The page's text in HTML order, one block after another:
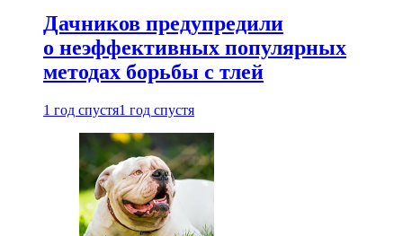
Дачников предупредили
о неэффективных популярных
методах борьбы с тлей
1 год спустя1 год спустя